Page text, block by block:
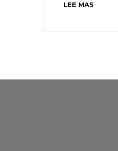
LEE MAS